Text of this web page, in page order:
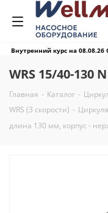
Внутренний курс на 08.08.26
WRS 15/40-130 N
Главная - Каталог -
WRS (3 скорости) -
длина 130 мм, корпус -